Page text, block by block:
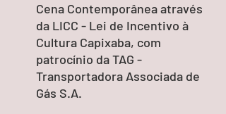
Cena Contemporânea através
da LICC - Lei de Incentivo à
Cultura Capixaba, com
patrocínio da TAG -
Transportadora Associada de
Gás S.A.